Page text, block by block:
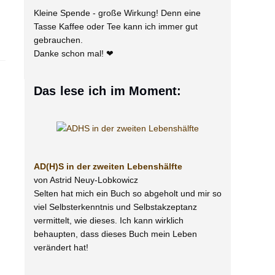
Kleine Spende - große Wirkung! Denn eine
Tasse Kaffee oder Tee kann ich immer gut
gebrauchen.
Danke schon mal! ❤
Das lese ich im Moment:
AD(H)S in der zweiten Lebenshälfte
von Astrid Neuy-Lobkowicz
Selten hat mich ein Buch so abgeholt und mir so
viel Selbsterkenntnis und Selbstakzeptanz
vermittelt, wie dieses. Ich kann wirklich
behaupten, dass dieses Buch mein Leben
verändert hat!